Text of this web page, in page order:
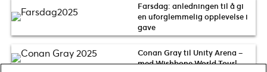
Farsdag: anledningen til å gi
en uforglemmelig opplevelse i
gave
Conan Gray til Unity Arena –
med Wishbone World Tour!